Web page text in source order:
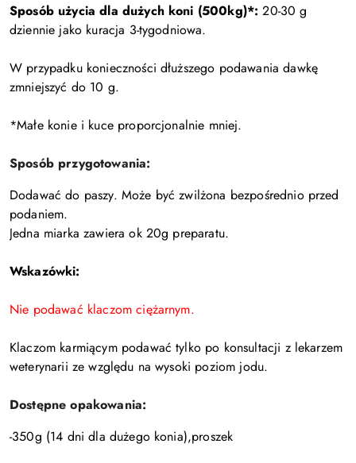
Sposób użycia dla dużych koni (500kg)*:20-30 g
dziennie jako kuracja 3-tygodniowa.
W przypadku konieczności dłuższego podawania dawkę
zmniejszyć do 10 g.
*Małe konie i kuce proporcjonalnie mniej.
Sposób przygotowania:
Dodawać do paszy. Może być zwilżona bezpośrednio przed
podaniem.
Jedna miarka zawiera ok 20g preparatu.
Wskazówki:
Nie podawać klaczom ciężarnym.
Klaczom karmiącym podawać tylko po konsultacji z lekarzem
weterynarii ze względu na wysoki poziom jodu.
Dostępne opakowania:
-350g (14 dni dla dużego konia),proszek